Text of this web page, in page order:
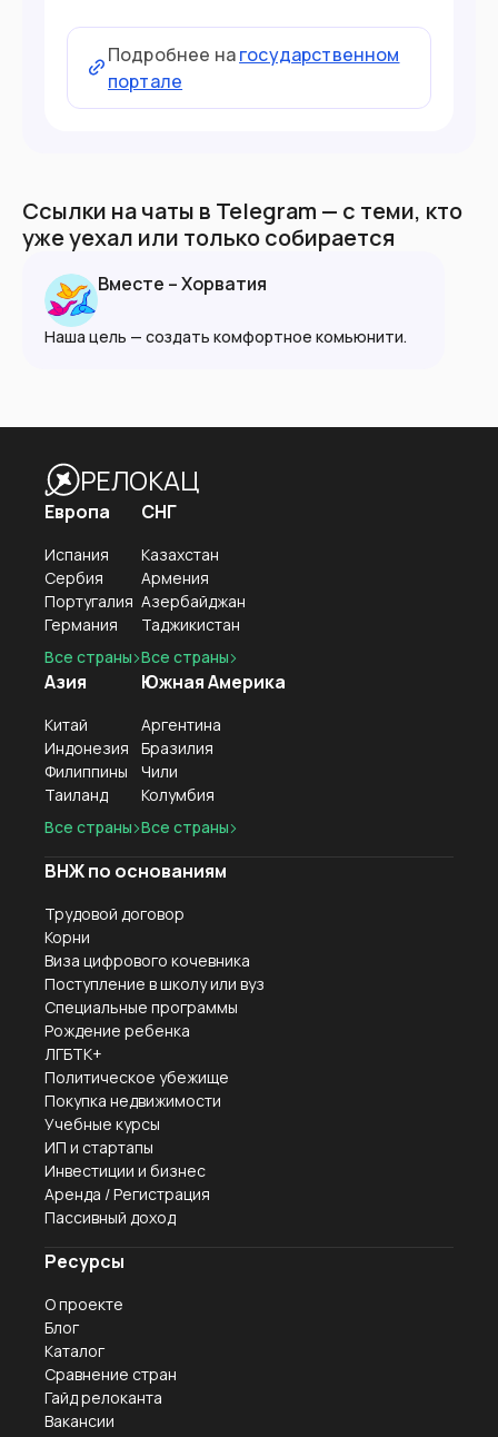
Подробнее нагосударственном
портале
Ссылки на чаты в Telegram — с теми, кто
уже уехал или только собирается
Вместе – Хорватия
Наша цель — создать комфортное комьюнити.
РЕЛОКАЦ
Европа
Испания
Сербия
Португалия
Германия
Все страны
Азия
Китай
Индонезия
Филиппины
Таиланд
Все страны
СНГ
Казахстан
Армения
Азербайджан
Таджикистан
Все страны
Южная Америка
Аргентина
Бразилия
Чили
Колумбия
Все страны
ВНЖ по основаниям
Трудовой договор
Корни
Виза цифрового кочевника
Поступление в школу или вуз
Специальные программы
Рождение ребенка
ЛГБТК+
Политическое убежище
Покупка недвижимости
Учебные курсы
ИП и стартапы
Инвестиции и бизнес
Аренда / Регистрация
Пассивный доход
Ресурсы
О проекте
Блог
Каталог
Сравнение стран
Гайд релоканта
Вакансии